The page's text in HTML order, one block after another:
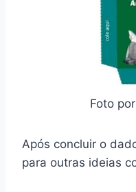
Foto por
Após concluir o
para outras ideias